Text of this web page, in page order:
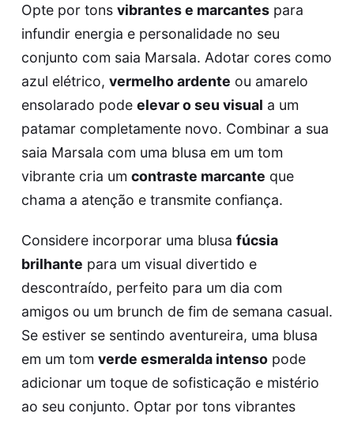
Opte por tons vibrantes e marcantespara
infundir energia e personalidade no seu
conjunto com saia Marsala. Adotar cores como
azul elétrico, vermelho ardente ou amarelo
ensolarado pode elevar o seu visual a um
patamar completamente novo. Combinar a sua
saia Marsala com uma blusa em um tom
vibrante cria um contraste marcante que
chama a atenção e transmite confiança.
Considere incorporar uma blusa fúcsia
brilhante para um visual divertido e
descontraído, perfeito para um dia com
amigos ou um brunch de fim de semana casual.
Se estiver se sentindo aventureira, uma blusa
em um tom verde esmeralda intensopode
adicionar um toque de sofisticação e mistério
ao seu conjunto. Optar por tons vibrantes